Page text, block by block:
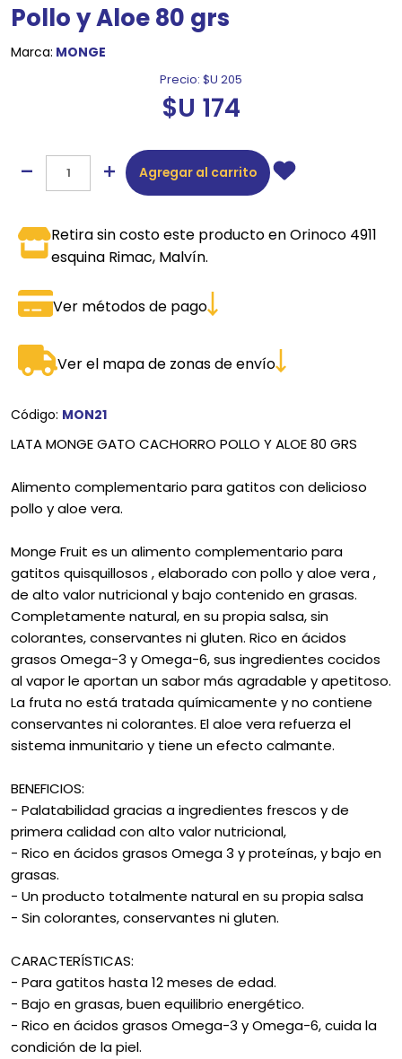
Pollo y Aloe 80 grs
Marca: MONGE
Precio: $U 205
$U 174
Agregar al carrito
Retira sin costo este producto en Orinoco 4911
esquina Rimac, Malvín.
Ver métodos de pago
Ver el mapa de zonas de envío
Código: MON21
LATA MONGE GATO CACHORRO POLLO Y ALOE 80 GRS
Alimento complementario para gatitos con delicioso
pollo y aloe vera.
Monge Fruit es un alimento complementario para
gatitos quisquillosos , elaborado con pollo y aloe vera ,
de alto valor nutricional y bajo contenido en grasas.
Completamente natural, en su propia salsa, sin
colorantes, conservantes ni gluten. Rico en ácidos
grasos Omega-3 y Omega-6, sus ingredientes cocidos
al vapor le aportan un sabor más agradable y apetitoso.
La fruta no está tratada químicamente y no contiene
conservantes ni colorantes. El aloe vera refuerza el
sistema inmunitario y tiene un efecto calmante.
BENEFICIOS:
- Palatabilidad gracias a ingredientes frescos y de
primera calidad con alto valor nutricional,
- Rico en ácidos grasos Omega 3 y proteínas, y bajo en
grasas.
- Un producto totalmente natural en su propia salsa
- Sin colorantes, conservantes ni gluten.
CARACTERÍSTICAS:
- Para gatitos hasta 12 meses de edad.
- Bajo en grasas, buen equilibrio energético.
- Rico en ácidos grasos Omega-3 y Omega-6, cuida la
condición de la piel.